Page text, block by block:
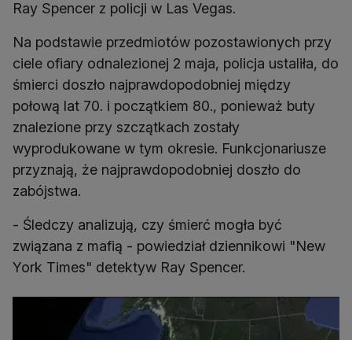
Ray Spencer z policji w Las Vegas.
Na podstawie przedmiotów pozostawionych przy
ciele ofiary odnalezionej 2 maja, policja ustaliła, do
śmierci doszło najprawdopodobniej między
połową lat 70. i początkiem 80., ponieważ buty
znalezione przy szczątkach zostały
wyprodukowane w tym okresie. Funkcjonariusze
przyznają, że najprawdopodobniej doszło do
zabójstwa.
- Śledczy analizują, czy śmierć mogła być
związana z mafią - powiedział dziennikowi "New
York Times" detektyw Ray Spencer.